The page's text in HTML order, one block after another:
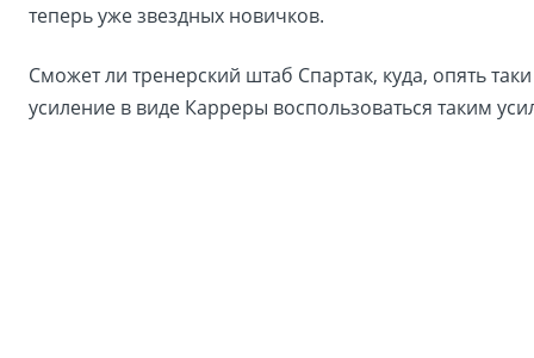
теперь уже звездных новичков.
Сможет ли тренерский штаб Спартак, куда, опять
усиление в виде Карреры воспользоваться таким